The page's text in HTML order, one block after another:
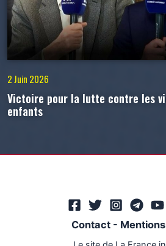
2 Juin 2026
Victoire pour la lutte contre les
enfants
Contact-